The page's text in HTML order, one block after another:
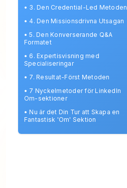
• 3. Den Credential-Led Metoden
• 4. Den Missionsdrivna Utsagan
•5. Den Konverserande Q&A
Formatet
• 6. Expertisvisning med
Specialiseringar
• 7. Resultat-Först Metoden
• 7 Nyckelmetoder för LinkedIn
Om-sektioner
• Nu är det Din Tur att Skapa en
Fantastisk 'Om' Sektion